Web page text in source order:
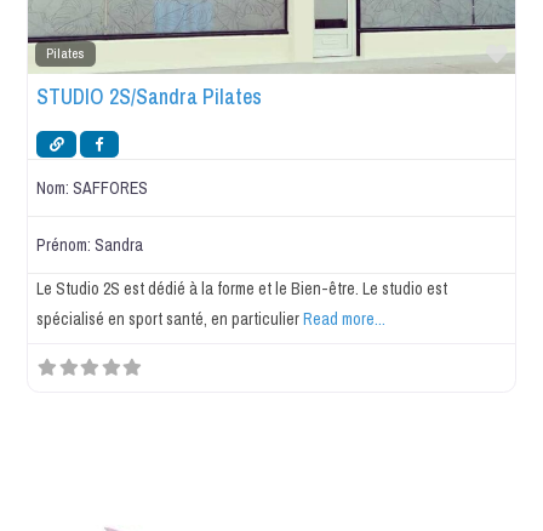
Pilates
STUDIO 2S/Sandra Pilates
Nom:SAFFORES
Prénom:Sandra
Le Studio 2S est dédié à la forme et le Bien-être. Le studio est
spécialisé en sport santé, en particulierRead more...